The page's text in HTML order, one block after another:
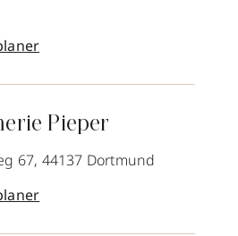
Pieper
67, 44137 Dortmund